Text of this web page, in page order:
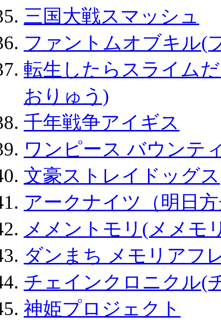
三国大戦スマッシュ
ファントムオブキル(
転生したらスライム
おりゅう)
千年戦争アイギス
ワンピース バウンテ
文豪ストレイドッグス
アークナイツ（明日
メメントモリ(メメモ
ダンまち メモリアフ
チェインクロニクル(
神姫プロジェクト